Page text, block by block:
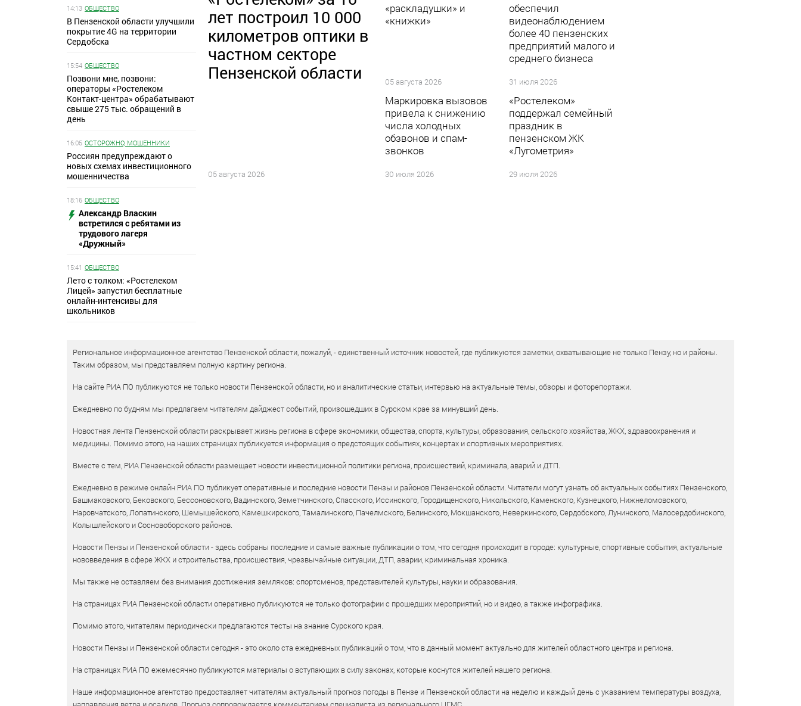
14:13 ОБЩЕСТВО
В Пензенской области улучшили
покрытие 4G на территории
Сердобска
15:54 ОБЩЕСТВО
Позвони мне, позвони:
операторы «Ростелеком
Контакт-центра» обрабатывают
свыше 275 тыс. обращений в
день
16:05 ОСТОРОЖНО, МОШЕННИКИ
Россиян предупреждают о
новых схемах инвестиционного
мошенничества
18:16 ОБЩЕСТВО
Александр Власкин
встретился с ребятами из
трудового лагеря
«Дружный»
15:41 ОБЩЕСТВО
Лето с толком: «Ростелеком
Лицей» запустил бесплатные
онлайн-интенсивы для
школьников
лет построил 10 000
километров оптики в
частном секторе
Пензенской области
05 августа 2026
«раскладушки» и
«книжки»
05 августа 2026
обеспечил
видеонаблюдением
более 40 пензенских
предприятий малого и
среднего бизнеса
31 июля 2026
Маркировка вызовов
привела к снижению
числа холодных
обзвонов и спам-
звонков
30 июля 2026
«Ростелеком»
поддержал семейный
праздник в
пензенском ЖК
«Лугометрия»
29 июля 2026
Региональное информационное агентство Пензенской области, пожалуй, - единственный источник новостей, где публикуются заметки, охватывающие не только Пензу, но и районы.
Таким образом, мы представляем полную картину региона.
На сайте РИА ПО публикуются не только новости Пензенской области, но и аналитические статьи, интервью на актуальные темы, обзоры и фоторепортажи.
Ежедневно по будням мы предлагаем читателям дайджест событий, произошедших в Сурском крае за минувший день.
Новостная лента Пензенской области раскрывает жизнь региона в сфере экономики, общества, спорта, культуры, образования, сельского хозяйства, ЖКХ, здравоохранения и
медицины. Помимо этого, на наших страницах публикуется информация о предстоящих событиях, концертах и спортивных мероприятиях.
Вместе с тем, РИА Пензенской области размещает новости инвестиционной политики региона, происшествий, криминала, аварий и ДТП.
Ежедневно в режиме онлайн РИА ПО публикует оперативные и последние новости Пензы и районов Пензенской области. Читатели могут узнать об актуальных событиях Пензенского,
Башмаковского, Бековского, Бессоновского, Вадинского, Земетчинского, Спасского, Иссинского, Городищенского, Никольского, Каменского, Кузнецкого, Нижнеломовского,
Наровчатского, Лопатинского, Шемышейского, Камешкирского, Тамалинского, Пачелмского, Белинского, Мокшанского, Неверкинского, Сердобского, Лунинского, Малосердобинского,
Колышлейского и Сосновоборского районов.
Новости Пензы и Пензенской области - здесь собраны последние и самые важные публикации о том, что сегодня происходит в городе: культурные, спортивные события, актуальные
нововведения в сфере ЖКХ и строительства, происшествия, чрезвычайные ситуации, ДТП, аварии, криминальная хроника.
Мы также не оставляем без внимания достижения земляков: спортсменов, представителей культуры, науки и образования.
На страницах РИА Пензенской области оперативно публикуются не только фотографии с прошедших мероприятий, но и видео, а также инфографика.
Помимо этого, читателям периодически предлагаются тесты на знание Сурского края.
Новости Пензы и Пензенской области сегодня - это около ста ежедневных публикаций о том, что в данный момент актуально для жителей областного центра и региона.
На страницах РИА ПО ежемесячно публикуются материалы о вступающих в силу законах, которые коснутся жителей нашего региона.
Наше информационное агентство предоставляет читателям актуальный прогноз погоды в Пензе и Пензенской области на неделю и каждый день с указанием температуры воздуха,